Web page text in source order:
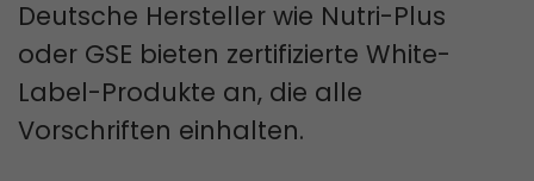
Deutsche Hersteller wie Nutri-Plus
oder GSE bieten zertifizierte White-
Label-Produkte an, die alle
Vorschriften einhalten.